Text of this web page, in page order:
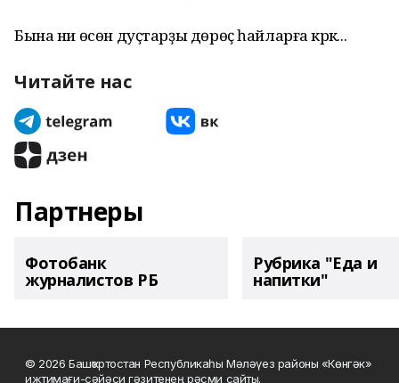
Бына ни өсөн дуҫтарҙы дөрөҫ һайларға кәрәк...
Читайте нас
Партнеры
Фотобанк
журналистов РБ
Рубрика "Еда и
напитки"
© 2026 Башҡортостан Республикаһы Мәләүез районы «Көнгәк»
ижтимағи-сәйәси гәзитенең рәсми сайты.